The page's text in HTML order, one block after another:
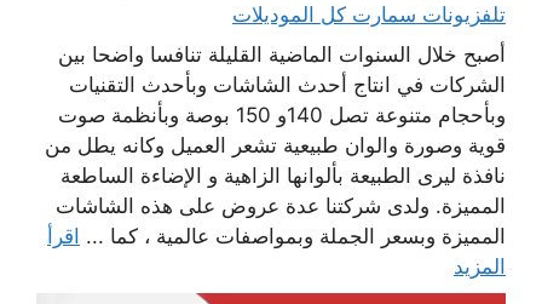
تلفزيونات سمارت كل الموديلات
أصبح خلال السنوات الماضية القليلة تنافسا واضحا بين
الشركات في انتاج أحدث الشاشات وبأحدث التقنيات
وبأحجام متنوعة تصل 140و 150 بوصة وبأنظمة صوت
قوية وصورة والوان طبيعية تشعر العميل وكانه يطل من
نافذة ليرى الطبيعة بألوانها الزاهية و الإضاءة الساطعة
المميزة. ولدى شركتنا عدة عروض على هذه الشاشات
المميزة وبسعر الجملة وبمواصفات عالمية ، كما ... اقرأ
المزيد